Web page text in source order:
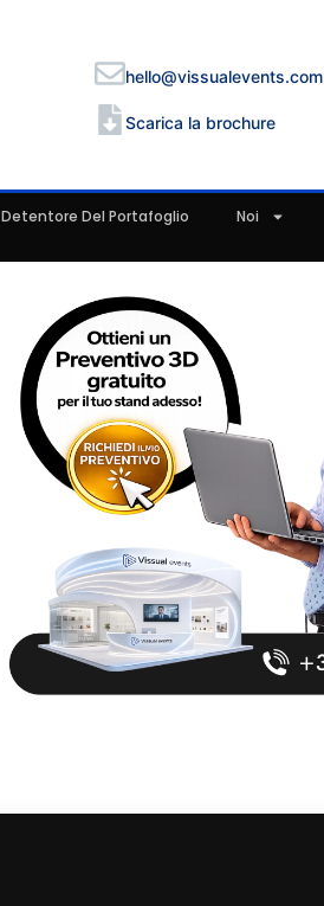
hello@vissualevents.com
Scarica la brochure
Detentore Del Portafoglio Noi